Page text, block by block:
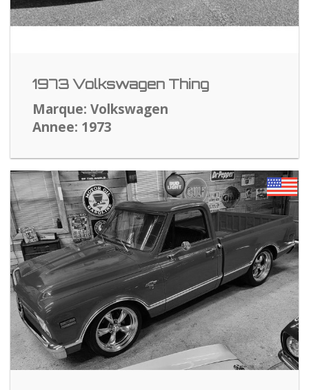
1973 Volkswagen Thing
Marque: Volkswagen
Annee: 1973